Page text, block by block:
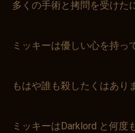
多くの手術と拷問を受けた
ミッキーは優しい心を持っ
もはや誰も殺したくはあり
ミッキーはDarklord と何度